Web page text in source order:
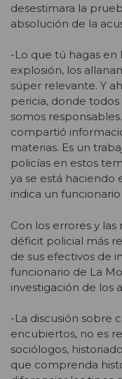
desestimara la
absolución de la
-Lo que tú hagas en
explosión, los
súper relevante. Y
pericia, donde todos
somos
compartió
materias. Es un
policías en estos
ya se está haciendo
indica un
Con los errores y las
déficit policial más
de sus efectivos de
funcionario de La
investigación de los
-La discusión sobre
encubiertos, no es
sociólogos,
que comprenda